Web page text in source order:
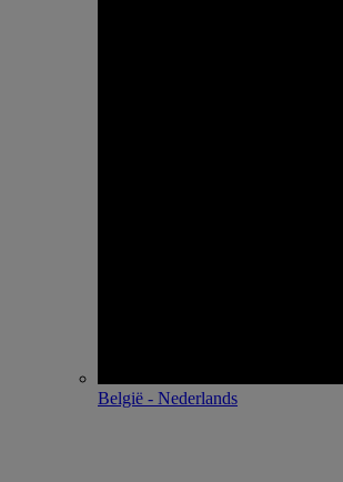
België - Nederlands